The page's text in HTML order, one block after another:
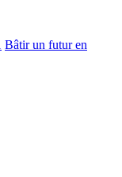
Bâtir un futur en